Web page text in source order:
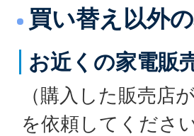
買い替え以外
お近くの家電販
（購入した販売店
を依頼してくださ